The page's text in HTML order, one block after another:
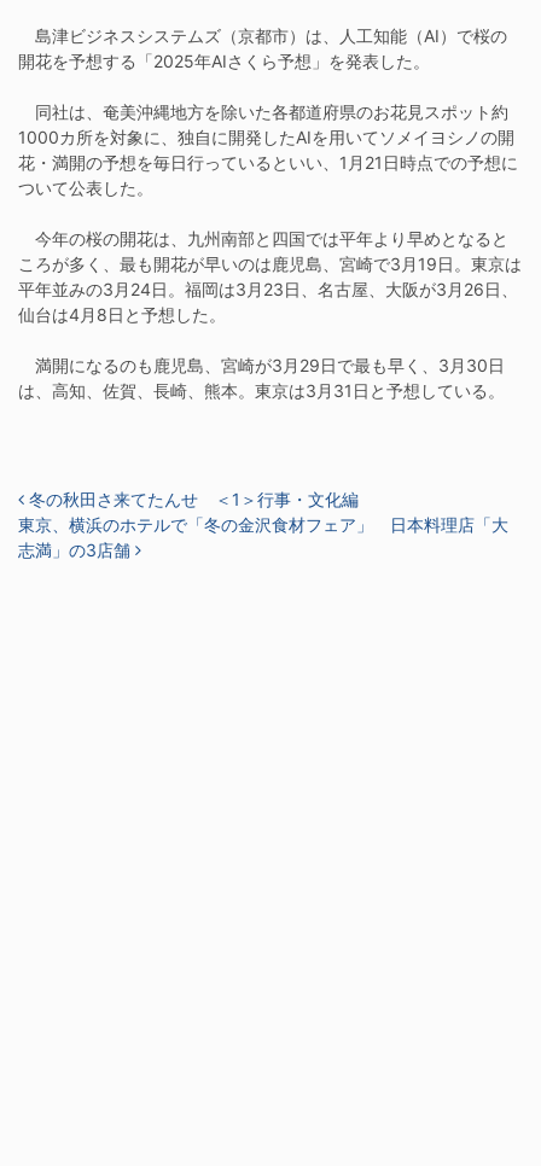
島津ビジネスシステムズ（京都市）は、人工知能（AI）で桜の
開花を予想する「2025年AIさくら予想」を発表した。
同社は、奄美沖縄地方を除いた各都道府県のお花見スポット約
1000カ所を対象に、独自に開発したAIを用いてソメイヨシノの開
花・満開の予想を毎日行っているといい、1月21日時点での予想に
ついて公表した。
今年の桜の開花は、九州南部と四国では平年より早めとなると
ころが多く、最も開花が早いのは鹿児島、宮崎で3月19日。東京は
平年並みの3月24日。福岡は3月23日、名古屋、大阪が3月26日、
仙台は4月8日と予想した。
満開になるのも鹿児島、宮崎が3月29日で最も早く、3月30日
は、高知、佐賀、長崎、熊本。東京は3月31日と予想している。
投稿ナビゲーション
冬の秋田さ来てたんせ ＜1＞行事・文化編
東京、横浜のホテルで「冬の金沢食材フェア」 日本料理店「大
志満」の3店舗